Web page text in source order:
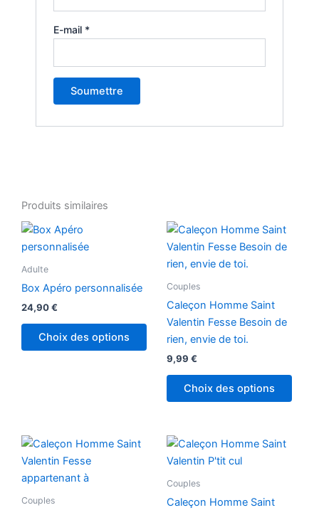
E-mail *
Produits similaires
Adulte
Box Apéro personnalisée
24,90€
Choix des options
Couples
Caleçon Homme Saint
Valentin Fesse Besoin de
rien, envie de toi.
9,99 €
Choix des options
sur
Couples
produit
variations.
Couples
Caleçon Homme Saint